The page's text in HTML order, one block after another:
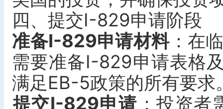
四、提交I-829申请阶段
准备I-829申请材料：在
需要准备I-829申请表格
满足EB-5政策的所有要求
提交I-829申请 ：投资